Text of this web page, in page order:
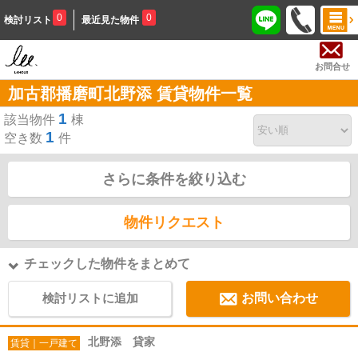
検討リスト 0 最近見た物件 0
お問合せ
加古郡播磨町北野添 賃貸物件一覧
該当物件 1 棟
空き数 1 件
さらに条件を絞り込む
物件リクエスト
チェックした物件をまとめて
検討リストに追加 お問い合わせ
賃貸｜一戸建て 北野添 貸家